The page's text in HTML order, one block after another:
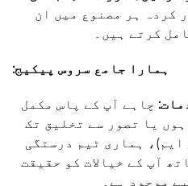
کردہ ہر مصنوع میں ان
کرتے ہیں۔
ہمارا جامع سروس پیکیج:
چاہے آپ کے پاس مکمل
یا تصور سے تخلیق تک
ایم)، ہماری ٹیم درستگی
آپ کے خیالات کو حقیقت
موجود ہے۔